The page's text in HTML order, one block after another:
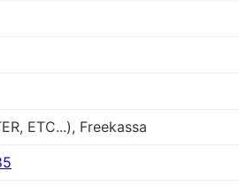
ETC...), Freekassa